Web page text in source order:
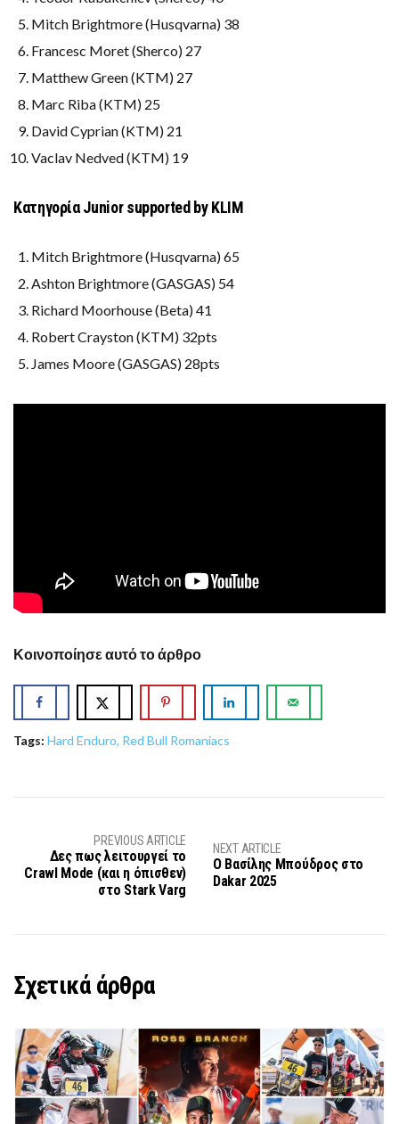
Mitch Brightmore (Husqvarna) 38
Francesc Moret (Sherco) 27
Matthew Green (KTM) 27
Marc Riba (KTM) 25
David Cyprian (KTM) 21
Vaclav Nedved (KTM) 19
Κατηγορία Junior supported by KLIM
Mitch Brightmore (Husqvarna) 65
Ashton Brightmore (GASGAS) 54
Richard Moorhouse (Beta) 41
Robert Crayston (KTM) 32pts
James Moore (GASGAS) 28pts
Κοινοποίησε αυτό το άρθρο
Tags: Hard Enduro, Red Bull Romaniacs
PREVIOUS ARTICLE
Δες πως λειτουργεί το
Crawl Mode (και η όπισθεν)
στο Stark Varg
NEXT ARTICLE
Ο Βασίλης Μπούδρος στο
Dakar 2025
Σχετικά άρθρα